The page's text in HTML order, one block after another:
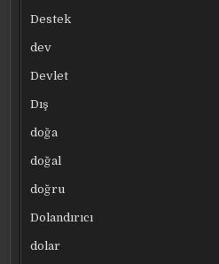
Destek
dev
Devlet
Dış
doğa
doğal
doğru
Dolandırıcı
dolar